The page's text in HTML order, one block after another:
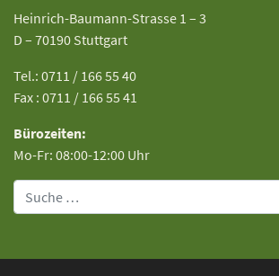
Heinrich-Baumann-Strasse 1 – 3
D – 70190 Stuttgart
Tel.: 0711 / 166 55 40
Fax : 0711 / 166 55 41
Bürozeiten:
Mo-Fr: 08:00-12:00 Uhr
Suche